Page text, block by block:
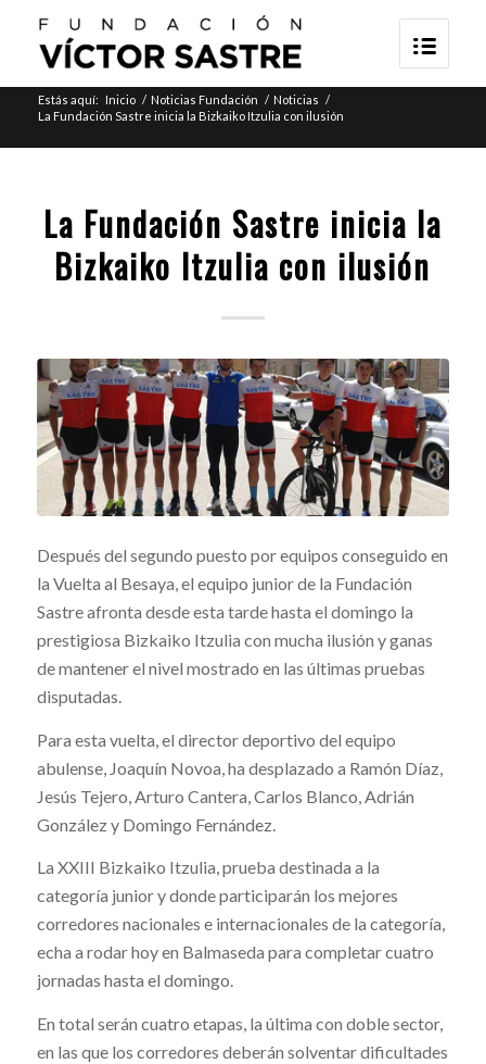
Estás aquí: Inicio / Noticias Fundación / Noticias /
La Fundación Sastre inicia la Bizkaiko Itzulia con ilusión
La Fundación Sastre inicia la
Bizkaiko Itzulia con ilusión
Después del segundo puesto por equipos conseguido en
la Vuelta al Besaya, el equipo junior de la Fundación
Sastre afronta desde esta tarde hasta el domingo la
prestigiosa Bizkaiko Itzulia con mucha ilusión y ganas
de mantener el nivel mostrado en las últimas pruebas
disputadas.
Para esta vuelta, el director deportivo del equipo
abulense, Joaquín Novoa, ha desplazado a Ramón Díaz,
Jesús Tejero, Arturo Cantera, Carlos Blanco, Adrián
González y Domingo Fernández.
La XXIII Bizkaiko Itzulia, prueba destinada a la
categoría junior y donde participarán los mejores
corredores nacionales e internacionales de la categoría,
echa a rodar hoy en Balmaseda para completar cuatro
jornadas hasta el domingo.
En total serán cuatro etapas, la última con doble sector,
en las que los corredores deberán solventar dificultades